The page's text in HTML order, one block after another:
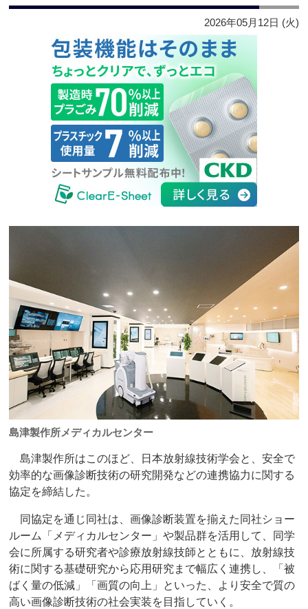
2026年05月12日 (火)
島津製作所メディカルセンター
島津製作所はこのほど、日本放射線技術学会と、安全で
効率的な画像診断技術の研究開発などの連携協力に関する
協定を締結した。
同協定を通じ同社は、画像診断装置を揃えた同社ショー
ルーム「メディカルセンター」や製品群を活用して、同学
会に所属する研究者や診療放射線技師とともに、放射線技
術に関する基礎研究から応用研究まで幅広く連携し、「被
ばく量の低減」「画質の向上」といった、より安全で質の
高い画像診断技術の社会実装を目指していく。